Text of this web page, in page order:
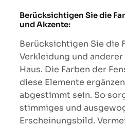
Berücksichtigen Sie die
und Akzente:
Berücksichtigen Sie die
Verkleidung und
Haus. Die Farben der
diese Elemente
abgestimmt sein. So
stimmiges und
Erscheinungsbild.